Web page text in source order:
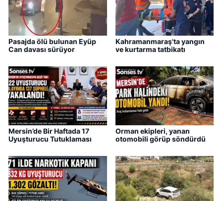
Pasajda ölü bulunan Eyüp
Can davası sürüyor
Kahramanmaraş'ta yangın
ve kurtarma tatbikatı
Mersin’de Bir Haftada 17
Uyuşturucu Tutuklaması
Orman ekipleri, yanan
otomobili görüp söndürdü